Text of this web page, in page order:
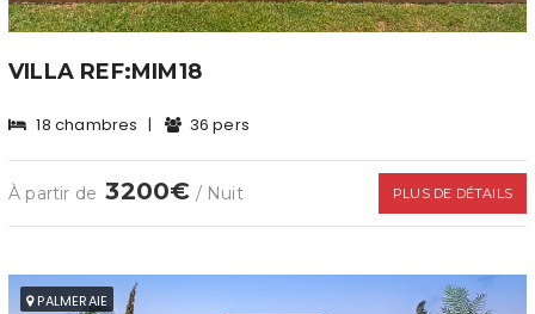
VILLA REF:MIM18
18 chambres | 36 pers
À partir de 3200€ / Nuit PLUS DE DÉTAILS
PALMERAIE